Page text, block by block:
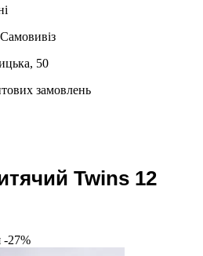
Самовивіз
50
замовлень
Twins 12
-27%